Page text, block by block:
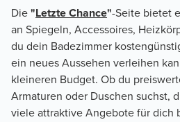
Die"Letzte Chance"-Seite bietet
an Spiegeln, Accessoires,
du dein Badezimmer
ein neues Aussehen verleihen
kleineren Budget. Ob du
Armaturen oder Duschen suchst,
viele attraktive Angebote für dich